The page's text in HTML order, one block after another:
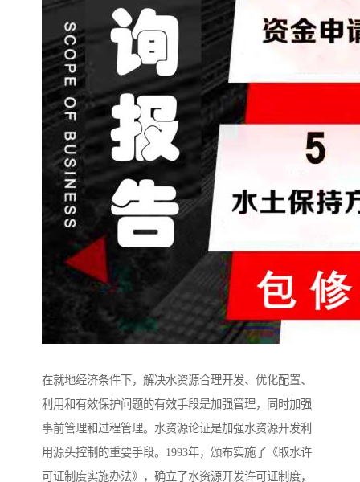
在就地经济条件下，解决水资源合理开发、优化配置、
利用和有效保护问题的有效手段是加强管理，同时加强
事前管理和过程管理。水资源论证是加强水资源开发利
用源头控制的重要手段。1993年，颁布实施了《取水许
可证制度实施办法》，确立了水资源开发许可证制度，